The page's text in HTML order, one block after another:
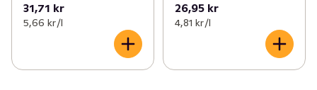
31,71 kr
5,66 kr /l
26,95 kr
4,81 kr /l